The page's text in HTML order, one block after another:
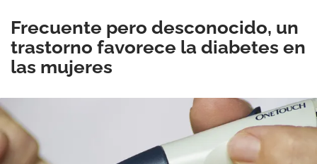
Frecuente pero desconocido, un
trastorno favorece la diabetes en
las mujeres